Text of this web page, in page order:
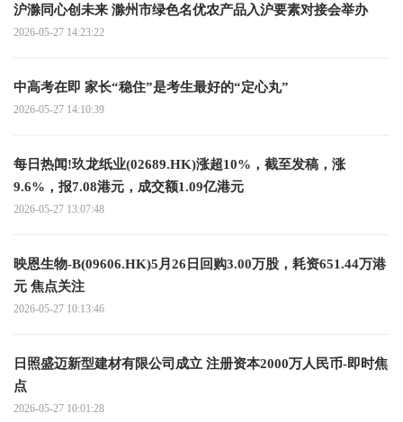
沪滁同心创未来 滁州市绿色名优农产品入沪要素对接会举办
2026-05-27 14:23:22
中高考在即 家长“稳住”是考生最好的“定心丸”
2026-05-27 14:10:39
每日热闻!玖龙纸业(02689.HK)涨超10%，截至发稿，涨
9.6%，报7.08港元，成交额1.09亿港元
2026-05-27 13:07:48
映恩生物-B(09606.HK)5月26日回购3.00万股，耗资651.44万港
元 焦点关注
2026-05-27 10:13:46
日照盛迈新型建材有限公司成立 注册资本2000万人民币-即时焦
点
2026-05-27 10:01:28